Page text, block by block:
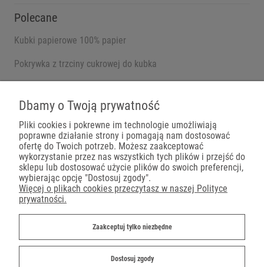
Polecane
Kubki papierowe 100% papier
Pokrywka z trzciny cukrowej do kubka
Płatności
Dostawa
Dbamy o Twoją prywatność
Pliki cookies i pokrewne im technologie umożliwiają
poprawne działanie strony i pomagają nam dostosować
ofertę do Twoich potrzeb. Możesz zaakceptować
wykorzystanie przez nas wszystkich tych plików i przejść do
sklepu lub dostosować użycie plików do swoich preferencji,
wybierając opcję "Dostosuj zgody".
Więcej o plikach cookies przeczytasz w naszej Polityce
prywatności.
Zaakceptuj tylko niezbędne
Dostosuj zgody